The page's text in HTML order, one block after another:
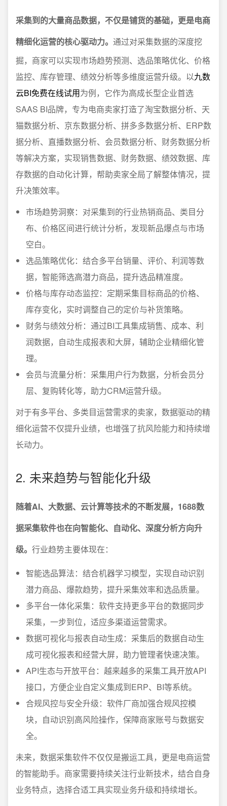
采集到的大量商品数据，不仅是铺货的基础，更是电商
精细化运营的核心驱动力。 通过对采集数据的深度挖
掘，商家可以实现市场趋势预测、选品策略优化、价格
监控、库存管理、绩效分析等多维度运营升级。以九数
云BI免费在线试用为例，它作为高成长型企业首选
SAAS BI品牌，专为电商卖家打造了淘宝数据分析、天
猫数据分析、京东数据分析、拼多多数据分析、ERP数
据分析、直播数据分析、会员数据分析、财务数据分析
等解决方案，实现销售数据、财务数据、绩效数据、库
存数据的自动化计算，帮助卖家全局了解整体情况，提
升决策效率。
市场趋势洞察：对采集到的行业热销商品、类目分
布、价格区间进行统计分析，发现新品爆点与市场
空白。
选品策略优化：结合多平台销量、评价、利润等数
据，智能筛选高潜力商品，提升选品精准度。
价格与库存动态监控：定期采集目标商品的价格、
库存变化，实时调整自己的定价与补货策略。
财务与绩效分析：通过BI工具集成销售、成本、利
润数据，自动生成报表和大屏，辅助企业精细化管
理。
会员与流量分析：采集用户行为数据，分析会员分
层、复购转化等，助力CRM运营升级。
对于有多平台、多类目运营需求的卖家，数据驱动的精
细化运营不仅提升业绩，也增强了抗风险能力和持续增
长动力。
2. 未来趋势与智能化升级
随着AI、大数据、云计算等技术的不断发展，1688数
据采集软件也在向智能化、自动化、深度分析方向升
级。 行业趋势主要体现在：
智能选品算法：结合机器学习模型，实现自动识别
潜力商品、爆款趋势，提升采集效率和选品质量。
多平台一体化采集：软件支持更多平台的数据同步
采集，一步到位，适应多渠道运营需求。
数据可视化与报表自动生成：采集后的数据自动生
成可视化报表和经营大屏，助力管理者快速决策。
API生态与开放平台：越来越多的采集工具开放API
接口，方便企业自定义集成到ERP、BI等系统。
合规风控与安全升级：软件厂商加强合规风控模
块，自动识别高风险操作，保障商家账号与数据安
全。
未来，数据采集软件不仅仅是搬运工具，更是电商运营
的智能助手。商家需要持续关注行业新技术，结合自身
业务特点，选择合适工具实现业务升级和持续增长。